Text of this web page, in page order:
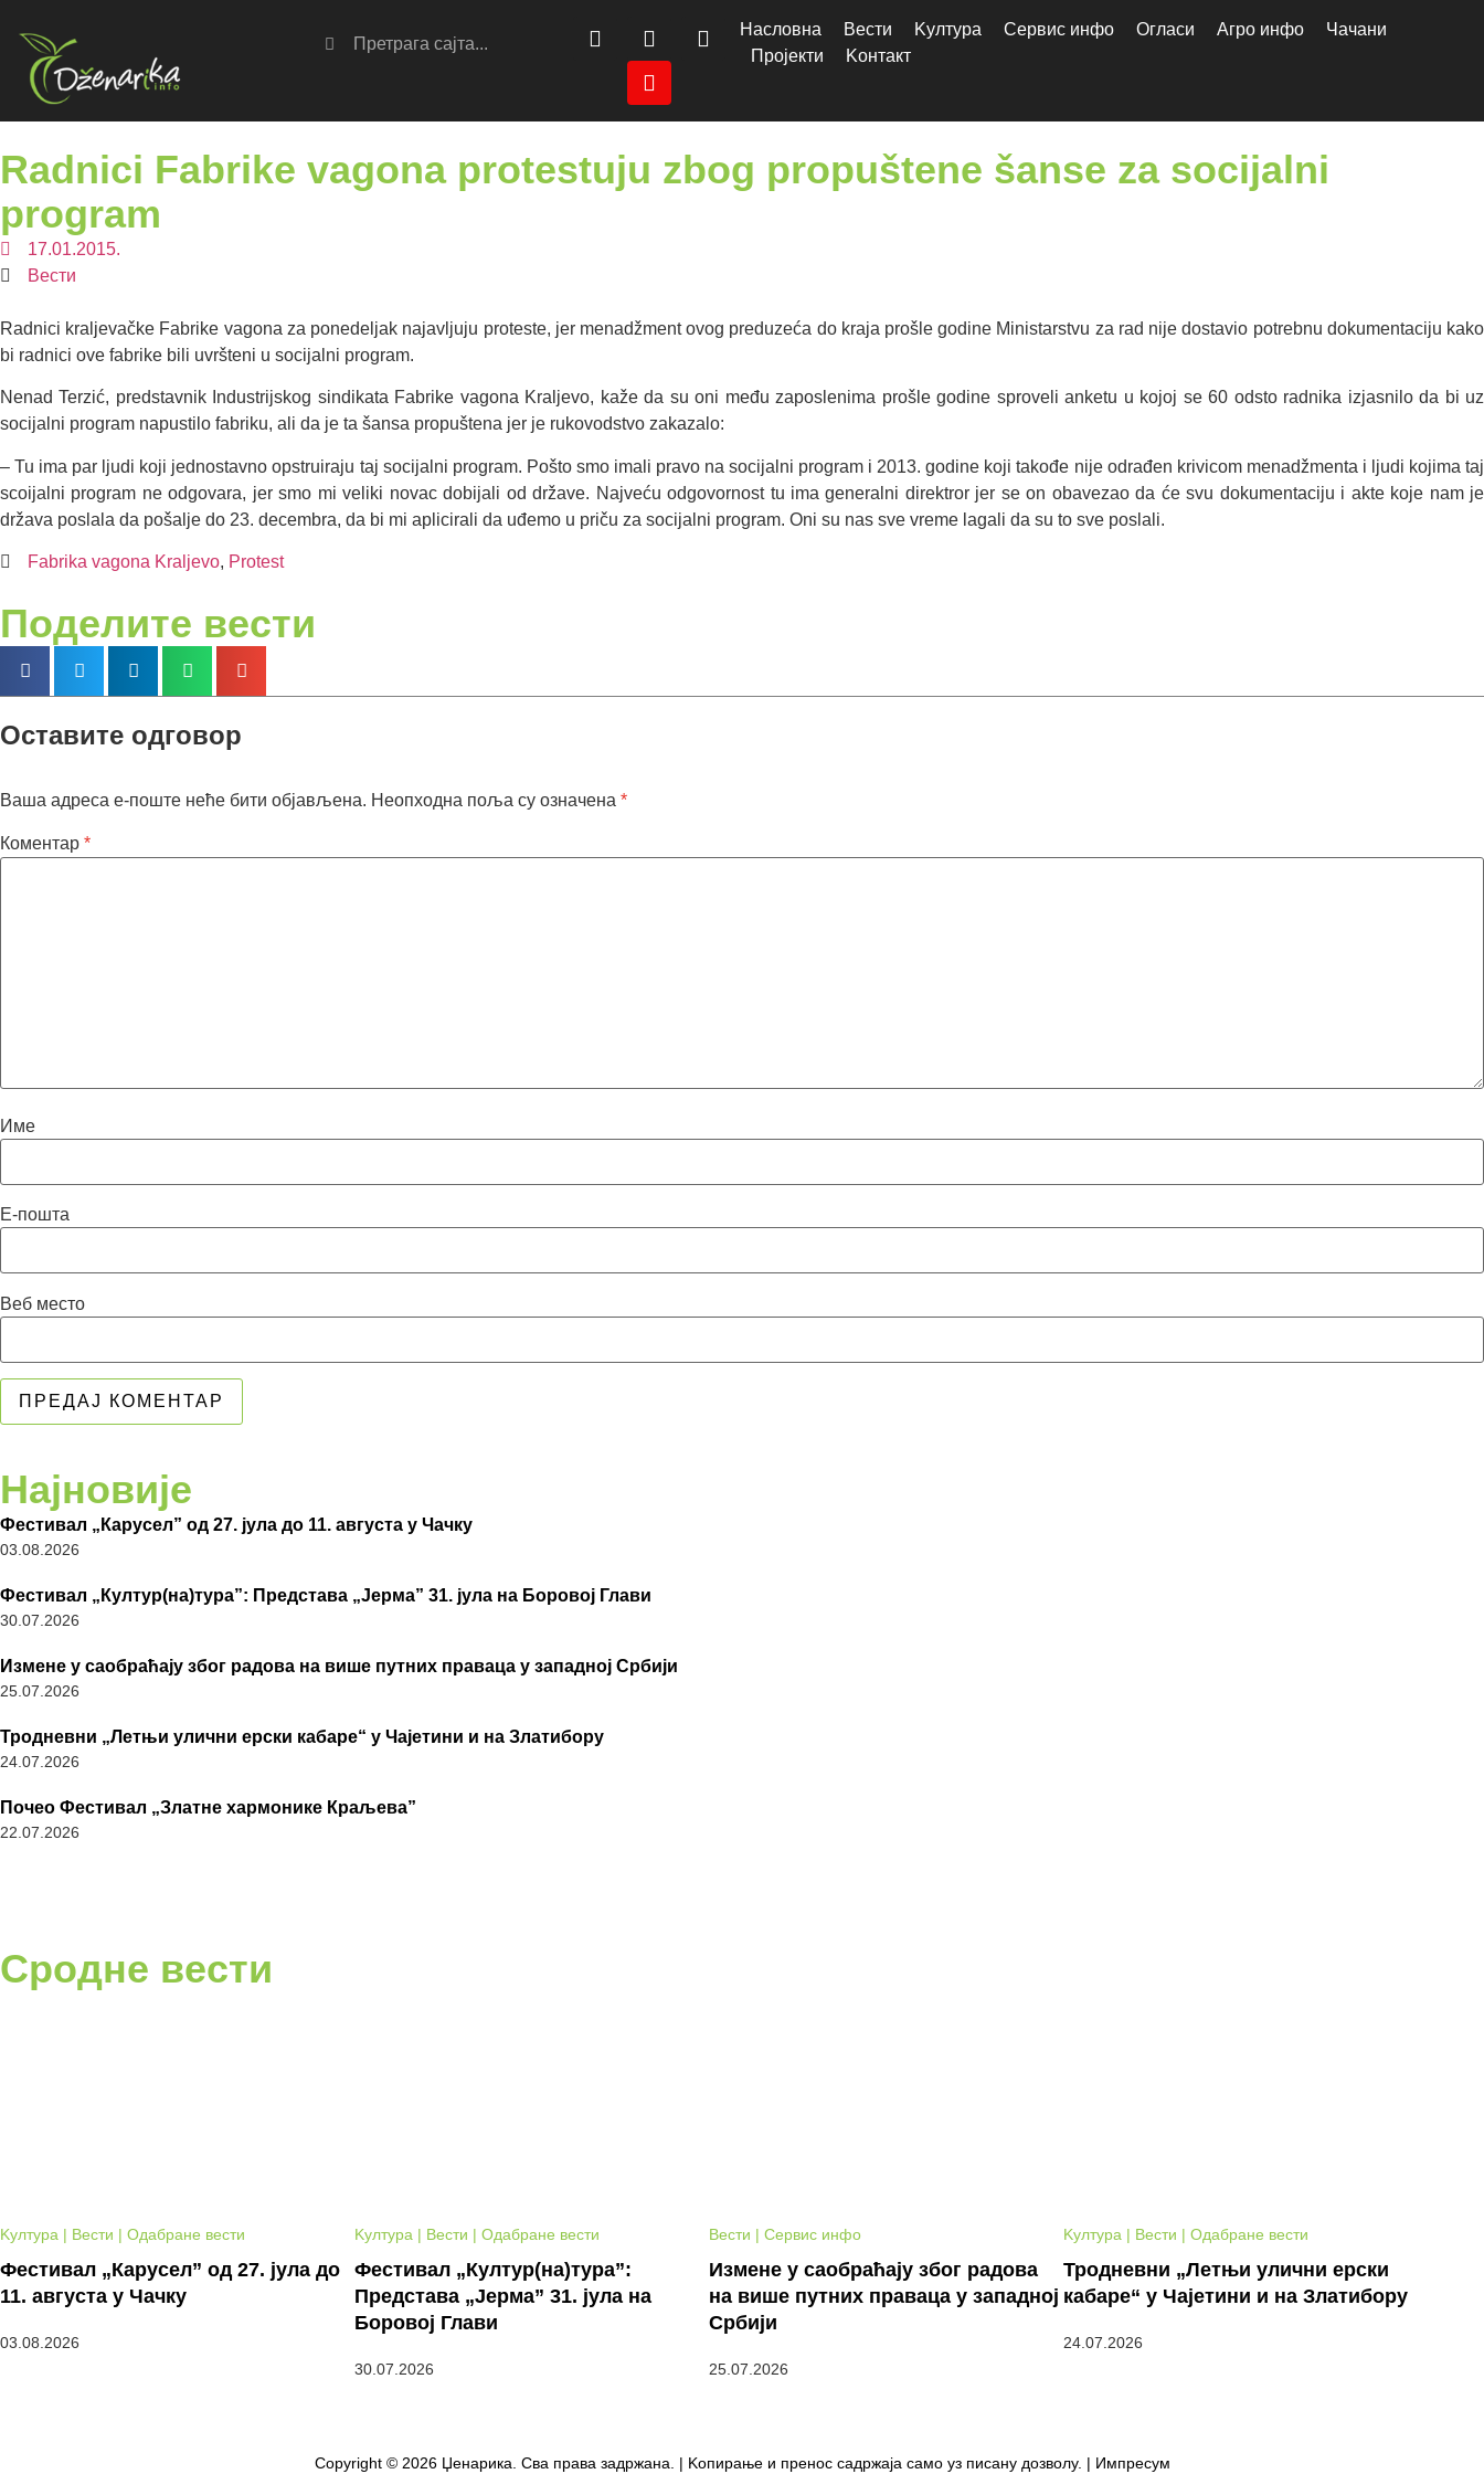
Насловна Вести Kултура Сервис инфо Огласи Агро инфо
Чачани
Пројекти
Kонтакт
Radnici Fabrike vagona protestuju zbog propuštene šanse za socijalni
program
17.01.2015.
Вести
Radnici kraljevačke Fabrike vagona za ponedeljak najavljuju proteste, jer menadžment ovog preduzeća do kraja prošle godine Ministarstvu za rad nije dostavio potrebnu dokumentaciju kako
bi radnici ove fabrike bili uvršteni u socijalni program.
Nenad Terzić, predstavnik Industrijskog sindikata Fabrike vagona Kraljevo, kaže da su oni među zaposlenima prošle godine sproveli anketu u kojoj se 60 odsto radnika izjasnilo da bi uz
socijalni program napustilo fabriku, ali da je ta šansa propuštena jer je rukovodstvo zakazalo:
– Tu ima par ljudi koji jednostavno opstruiraju taj socijalni program. Pošto smo imali pravo na socijalni program i 2013. godine koji takođe nije odrađen krivicom menadžmenta i ljudi kojima taj
scoijalni program ne odgovara, jer smo mi veliki novac dobijali od države. Najveću odgovornost tu ima generalni direktror jer se on obavezao da će svu dokumentaciju i akte koje nam je
država poslala da pošalje do 23. decembra, da bi mi aplicirali da uđemo u priču za socijalni program. Oni su nas sve vreme lagali da su to sve poslali.
Fabrika vagona Kraljevo, Protest
Поделите вести
Оставите одговор
Ваша адреса е-поште неће бити објављена. Неопходна поља су означена *
Коментар *
Име
Е-пошта
Веб место
Најновије
Фестивал „Карусел” од 27. јула до 11. августа у Чачку
03.08.2026
Фестивал „Култур(на)тура”: Представа „Јерма” 31. јула на Боровој Глави
30.07.2026
Измене у саобраћају због радова на више путних праваца у западној Србији
25.07.2026
Тродневни „Летњи улични ерски кабаре“ у Чајетини и на Златибору
24.07.2026
Почео Фестивал „Златне хармонике Краљева”
22.07.2026
Сродне вести
Kултура | Вести | Одабране вести
Фестивал „Карусел” од 27. јула до
11. августа у Чачку
03.08.2026
Kултура | Вести | Одабране вести
Фестивал „Култур(на)тура”:
Представа „Јерма” 31. јула на
Боровој Глави
30.07.2026
Вести | Сервис инфо
Измене у саобраћају због радова
на више путних праваца у западној
Србији
25.07.2026
Kултура | Вести | Одабране вести
Тродневни „Летњи улични ерски
кабаре“ у Чајетини и на Златибору
24.07.2026
Copyright © 2026 Џенарика. Сва права задржана. | Kопирање и пренос садржаја само уз писану дозволу. | Импресум